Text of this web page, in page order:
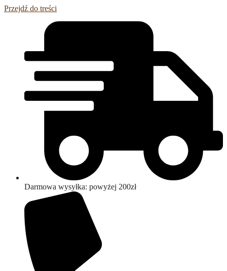
Przejdź do treści
Darmowa wysyłka: powyżej 200zł